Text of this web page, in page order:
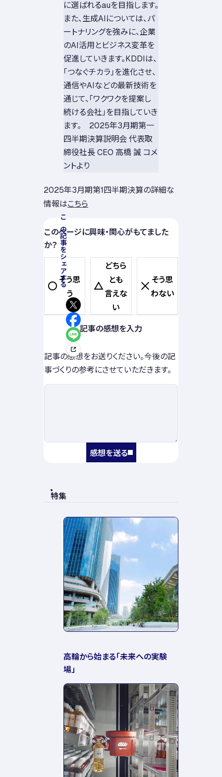
に選ばれるauを目指します。
また、生成AIについては、パ
ートナリングを強みに、企業
のAI活用とビジネス変革を
促進していきます。KDDIは、
「つなぐチカラ」を進化させ、
通信やAIなどの最新技術を
通じて、「ワクワクを提案し
続ける会社」を目指していき
ます。 2025年3月期第一
四半期決算説明会 代表取
締役社長 CEO 高橋 誠 コメ
ントより
2025年3月期第1四半期決算の詳細な
情報はこちら
この記事をシェアする
このページに興味・関心がもてました
か？
そう思
う
どちら
とも
言えな
い
そう思
わない
記事の感想を入力
記事の感想をお送りください。今後の記
事づくりの参考にさせていただきます。
感想を送る
特集
高輪から始まる「未来への実験
場」